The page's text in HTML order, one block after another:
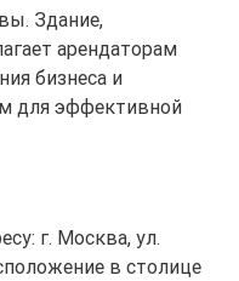
Здание,
арендаторам
бизнеса и
для эффективной
г. Москва, ул.
в столице